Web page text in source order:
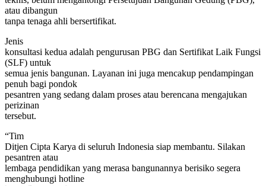
atau dibangun
tanpa tenaga ahli bersertifikat.
Jenis
konsultasi kedua adalah pengurusan PBG dan Sertifikat Laik Fungsi
(SLF) untuk
semua jenis bangunan. Layanan ini juga mencakup pendampingan
penuh bagi pondok
pesantren yang sedang dalam proses atau berencana mengajukan
perizinan
tersebut.
“Tim
Ditjen Cipta Karya di seluruh Indonesia siap membantu. Silakan
pesantren atau
lembaga pendidikan yang merasa bangunannya berisiko segera
menghubungi hotline